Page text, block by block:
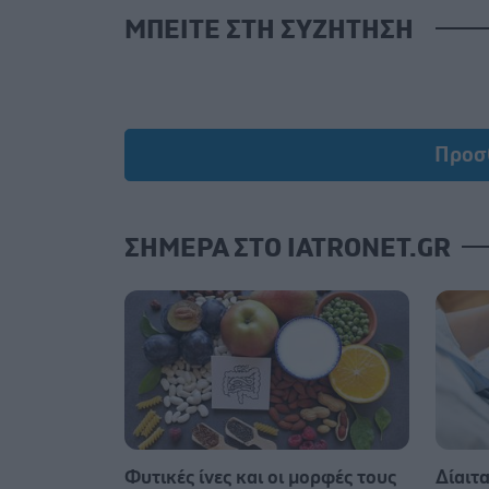
ΜΠΕΙΤΕ ΣΤΗ ΣΥΖΗΤΗΣΗ
ΣΗΜΕΡΑ ΣΤΟ IATRONET.GR
Φυτικές ίνες και οι μορφές τους